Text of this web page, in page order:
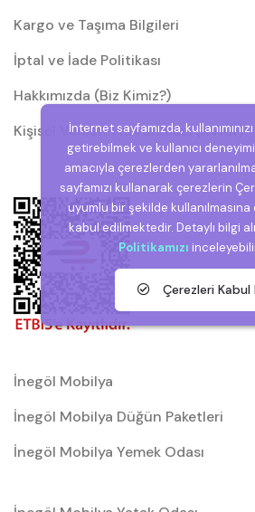
Kargo ve Taşıma Bilgileri
İptal ve İade Politikası
Hakkımızda (Biz Kimiz?)
Kişisel Verilerin Korunması (KVKK)
İnegöl Mobilya
İnegöl Mobilya Düğün Paketleri
İnegöl Mobilya Yemek Odası
İnternet sayfamızda,
getirebilmek ve kullanıcı
amacıyla çerezlerden
sayfamızı kullanarak çerezlerin
uyumlu bir şekilde
kabul edilmektedir. Detaylı bilgi
Politikamızı
Çerezleri Kabul